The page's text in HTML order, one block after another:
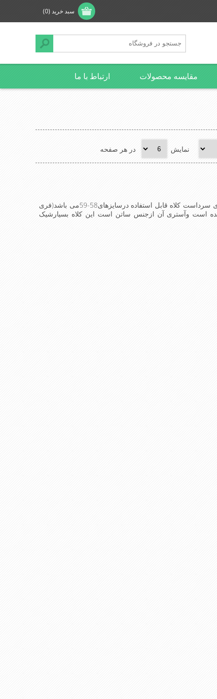
سبد خرید (0)
مقایسه محصولات ارتباط با ما
نمایش در هر صفحه
کلاه روسی(پوست)مخصوص فصل زمستان وهوای سرداست کلاه قابل استفاده درسایزهای58-59می باشد(فری
است وآستری آن ازجنس ساتن است این کلاه بسیارشیک